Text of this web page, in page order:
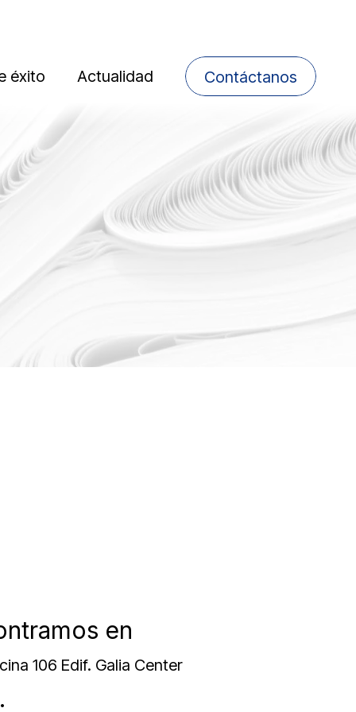
éxito Actualidad Contáctanos
en
106 Edif. Galia Center